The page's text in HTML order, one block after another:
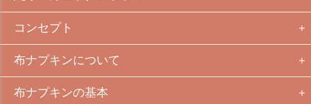
コンセプト
布ナプキンについて
布ナプキンの基本